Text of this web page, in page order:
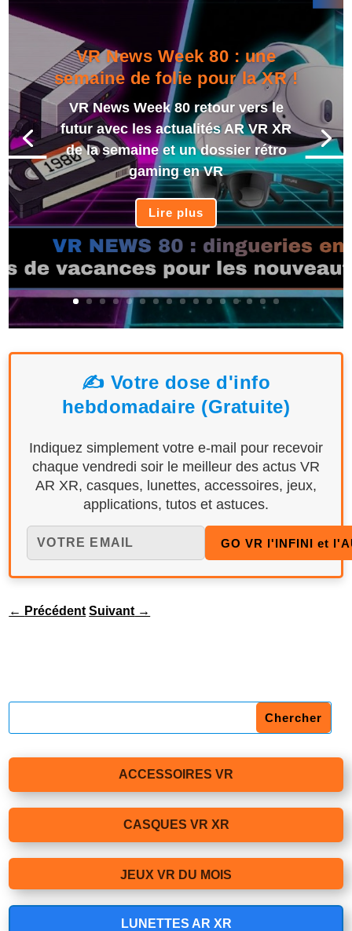
VR News Week 80 : une
semaine de folie pour la XR !
VR News Week 80 retour vers le
futur avec les actualités AR VR XR
de la semaine et un dossier rétro
gaming en VR
Lire plus
✍️ Votre dose d'info
hebdomadaire (Gratuite)
Indiquez simplement votre e-mail pour recevoir
chaque vendredi soir le meilleur des actus VR
AR XR, casques, lunettes, accessoires, jeux,
applications, tutos et astuces.
← Précédent Suivant →
ACCESSOIRES VR
CASQUES VR XR
JEUX VR DU MOIS
LUNETTES AR XR